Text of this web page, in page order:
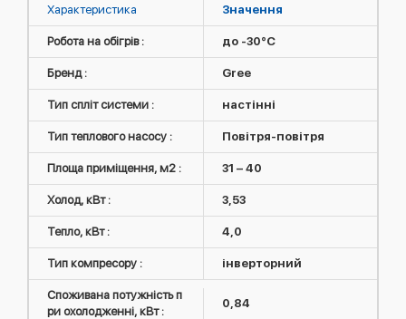
Характеристика Значення
Робота на обігрів : до -30°C
Бренд : Gree
Тип спліт системи : настінні
Тип теплового насосу : Повітря-повітря
Площа приміщення, м2 : 31 – 40
Холод, кВт : 3,53
Тепло, кВт : 4,0
Тип компресору : інверторний
Споживана потужність п
ри охолодженні, кВт :
0,84